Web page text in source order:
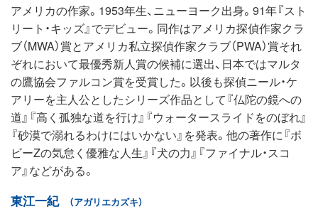
アメリカの作家。1953年生、ニューヨーク出身。91年『スト
リート・キッズ』でデビュー。同作はアメリカ探偵作家クラ
ブ（MWA）賞とアメリカ私立探偵作家クラブ（PWA）賞それ
ぞれにおいて最優秀新人賞の候補に選出、日本ではマルタ
の鷹協会ファルコン賞を受賞した。以後も探偵ニール・ケ
アリーを主人公としたシリーズ作品として『仏陀の鏡への
道』『高く孤独な道を行け』『ウォータースライドをのぼれ』
『砂漠で溺れるわけにはいかない』を発表。他の著作に『ボ
ビーZの気怠く優雅な人生』『犬の力』『ファイナル・スコ
ア』などがある。
東江一紀 （アガリエカズキ）